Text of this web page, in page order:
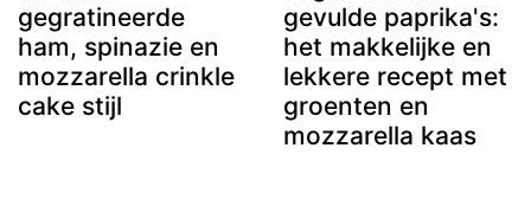
gegratineerde
ham, spinazie en
mozzarella crinkle
cake stijl
gevulde paprika's:
het makkelijke en
lekkere recept met
groenten en
mozzarella kaas